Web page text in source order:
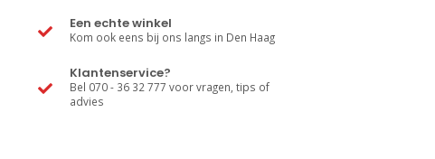
Een echte winkel
Kom ook eens bij ons langs in Den Haag
Klantenservice?
Bel 070 - 36 32 777 voor vragen, tips of
advies